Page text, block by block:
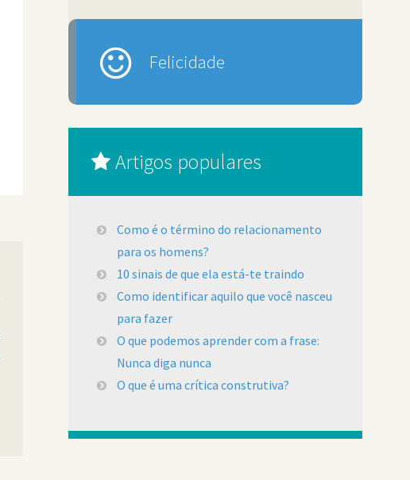
Felicidade
Artigos populares
Como é o término do relacionamento
para os homens?
10 sinais de que ela está-te traindo
Como identificar aquilo que você nasceu
para fazer
O que podemos aprender com a frase:
Nunca diga nunca
O que é uma crítica construtiva?